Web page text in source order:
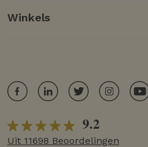
Winkels
9.2
Uit 11698 Beoordelingen